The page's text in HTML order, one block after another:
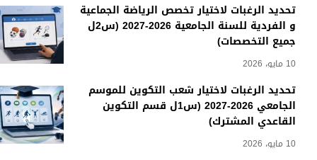
تحديد الرغبات لاختيار تخصص الرياضة الجماعية
و الفردية للسنة الجامعية 2026-2027 (س2ل
جميع التخصصات)
10 مايو، 2026
تحديد الرغبات لاختيار شعب التكوين للموسم
الجامعي 2026-2027 (س1ل قسم التكوين
القاعدي المشترك)
10 مايو، 2026